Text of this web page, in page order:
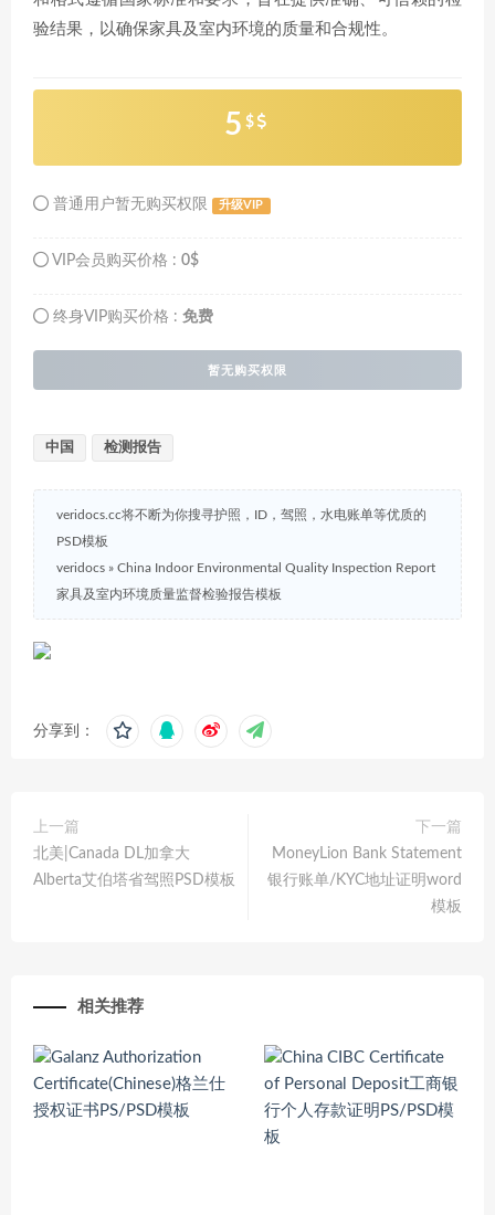
验结果，以确保家具及室内环境的质量和合规性。
5 $
普通用户暂无购买权限 升级VIP
VIP会员购买价格 : 0$
终身VIP购买价格 : 免费
暂无购买权限
中国 检测报告
veridocs.cc将不断为你搜寻护照，ID，驾照，水电账单等优质的
PSD模板
veridocs » China Indoor Environmental Quality Inspection Report
家具及室内环境质量监督检验报告模板
分享到：
上一篇
北美|Canada DL加拿大
Alberta艾伯塔省驾照PSD模板
下一篇
MoneyLion Bank Statement
银行账单/KYC地址证明word
模板
相关推荐